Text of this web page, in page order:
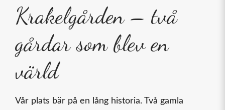
Krakelgården – två
gårdar som blev en
värld
Vår plats bär på en lång historia. Två gamla